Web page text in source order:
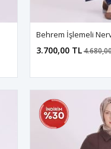
3.700,00 TL